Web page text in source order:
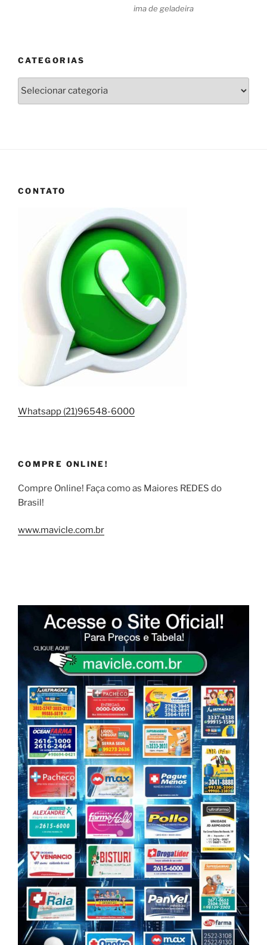
ima de geladeira
CATEGORIAS
Categorias
CONTATO
Whatsapp (21)96548-6000
COMPRE ONLINE!
Compre Online! Faça como as Maiores REDES do
Brasil!
www.mavicle.com.br